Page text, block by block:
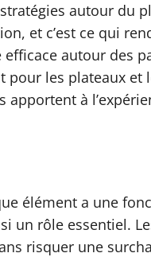
autour du
et c’est ce qui
autour des
les plateaux et
à
élément a une
un rôle essentiel.
risquer une